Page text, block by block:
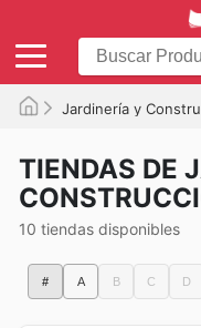
Jardinería y
TIENDAS DE
10 tiendas disponibles
# A B C D